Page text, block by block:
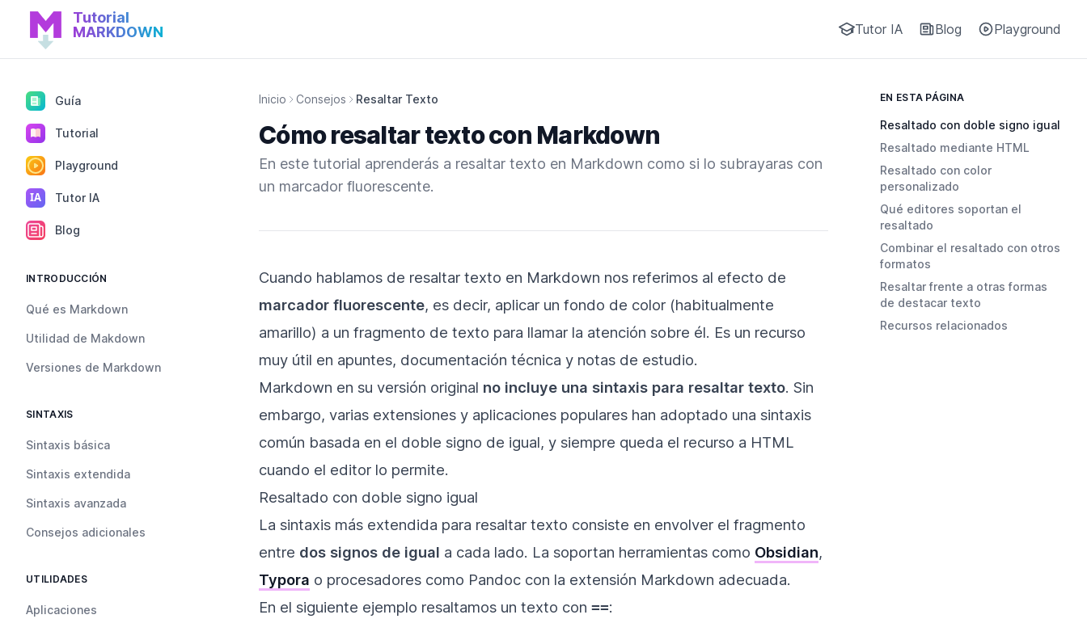
Inicio de Tutorial MARDOWN
Tutorial
MARKDOWN
Tutor IA Blog Playground
Guía
Tutorial
Playground
IA Tutor IA
Blog
INTRODUCCIÓN
Qué es Markdown
Utilidad de Makdown
Versiones de Markdown
SINTAXIS
Sintaxis básica
Sintaxis extendida
Sintaxis avanzada
Consejos adicionales
UTILIDADES
Aplicaciones
Inicio Consejos Resaltar Texto
Cómo resaltar texto con Markdown
En este tutorial aprenderás a resaltar texto en Markdown como si lo subrayaras con
un marcador fluorescente.
Cuando hablamos de resaltar texto en Markdown nos referimos al efecto de
marcador fluorescente, es decir, aplicar un fondo de color (habitualmente
amarillo) a un fragmento de texto para llamar la atención sobre él. Es un recurso
muy útil en apuntes, documentación técnica y notas de estudio.
Markdown en su versión original no incluye una sintaxis para resaltar texto. Sin
embargo, varias extensiones y aplicaciones populares han adoptado una sintaxis
común basada en el doble signo de igual, y siempre queda el recurso a HTML
cuando el editor lo permite.
Resaltado con doble signo igual
La sintaxis más extendida para resaltar texto consiste en envolver el fragmento
entre dos signos de igual a cada lado. La soportan herramientas como Obsidian,
Typora o procesadores como Pandoc con la extensión Markdown adecuada.
En el siguiente ejemplo resaltamos un texto con ==:
EN ESTA PÁGINA
Resaltado con doble signo igual
Resaltado mediante HTML
Resaltado con color
personalizado
Qué editores soportan el
resaltado
Combinar el resaltado con otros
formatos
Resaltar frente a otras formas
de destacar texto
Recursos relacionados